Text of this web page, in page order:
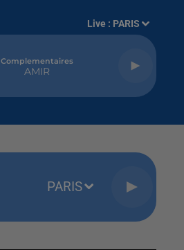
Live : PARIS
Complementaires
AMIR
PARIS